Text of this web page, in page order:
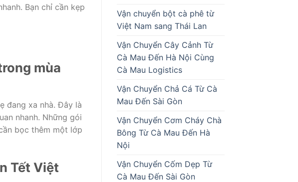
Bạn chỉ cần kẹp
mùa
đang xa nhà. Đây là
nhanh. Những gói
bọc thêm một lớp
Tết Việt
Vận chuyển bột cà phê từ
Việt Nam sang Thái Lan
Vận Chuyển Cây Cảnh Từ
Cà Mau Đến Hà Nội Cùng
Cà Mau Logistics
Vận Chuyển Chả Cá Từ Cà
Mau Đến Sài Gòn
Vận Chuyển Cơm Cháy Chà
Bông Từ Cà Mau Đến Hà
Nội
Vận Chuyển Cốm Dẹp Từ
Cà Mau Đến Sài Gòn